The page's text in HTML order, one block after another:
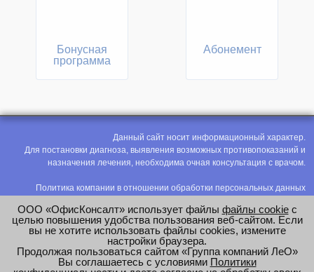
Бонусная
программа
Абонемент
Данный сайт носит информационный характер.
Для постановки диагноза, выявления возможных противопоказаний и
назначения лечения, необходима очная консультация с врачом.
Политика компании в отношении обработки персональных данных
Соглашение на обработку персональных данных
Оценка труда
e-mail:office@modus-leo.ru
ООО «ОфисКонсалт» использует файлы файлы cookieс
целью повышения удобства пользования веб-сайтом. Если
вы не хотите использовать файлы cookies, измените
настройки браузера.
Продолжая пользоваться сайтом «Группа компаний ЛеО»
Вы соглашаетесь с условиями Политики